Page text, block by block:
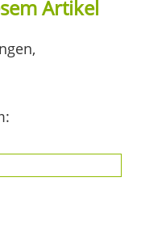
Artikel